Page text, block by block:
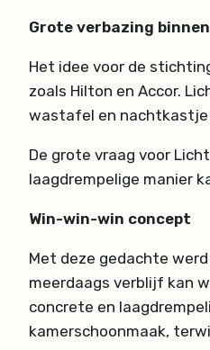
Grote verbazing
Het idee voor de
zoals Hilton en Accor.
wastafel en nachtkastje
De grote vraag voor
laagdrempelige manier
Win-win-win concept
Met deze gedachte
meerdaags verblijf kan
concrete en
kamerschoonmaak,